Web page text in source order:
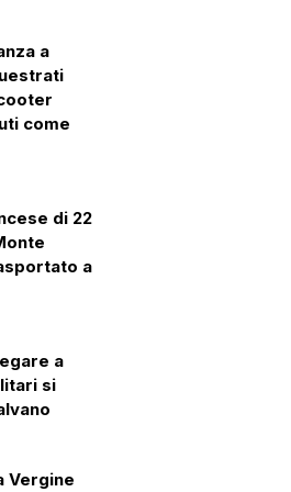
a
come
di 22
a
a
si
Vergine